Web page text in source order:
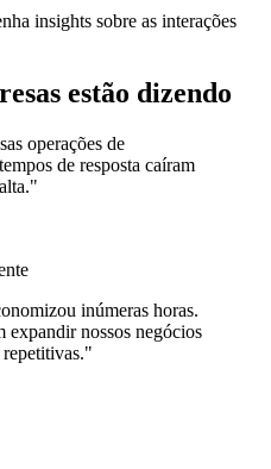
insights sobre as interações
estão dizendo
operações de
de resposta caíram
inúmeras horas.
expandir nossos negócios
repetitivas."